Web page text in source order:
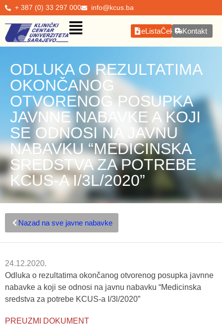
+ 387 (0) 33 297 000 info@kcus.ba
eListaČekanjaKontakt
ODLUKA O REZULTATIMA
OKONČANOG
OTVORENOG POSUPKA
JAVNNE NABAVKE A KOJI
SE ODNOSI NA JAVNU
NABAVKU “MEDICINSKA
SREDSTVA ZA POTREBE
KCUS-A I/3L/2020”
Nazad na sve javne nabavke
24.12.2020.
Odluka o rezultatima okončanog otvorenog posupka javnne
nabavke a koji se odnosi na javnu nabavku “Medicinska
sredstva za potrebe KCUS-a I/3l/2020”
PREUZMI DOKUMENT